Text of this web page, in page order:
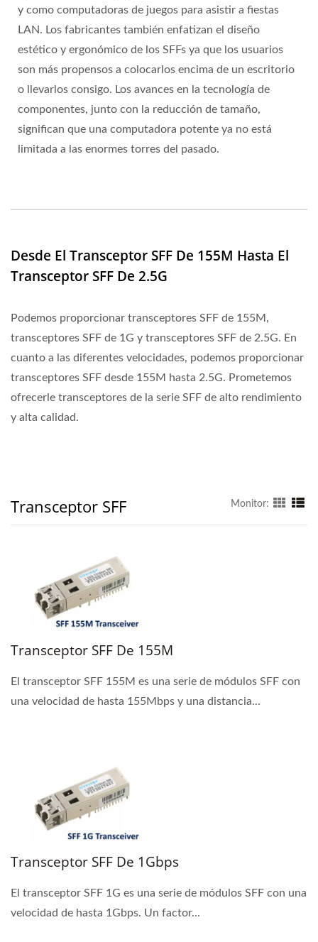
y como computadoras de juegos para asistir a fiestas
LAN. Los fabricantes también enfatizan el diseño
estético y ergonómico de los SFFs ya que los usuarios
son más propensos a colocarlos encima de un escritorio
o llevarlos consigo. Los avances en la tecnología de
componentes, junto con la reducción de tamaño,
significan que una computadora potente ya no está
limitada a las enormes torres del pasado.
Desde El Transceptor SFF De 155M Hasta El
Transceptor SFF De 2.5G
Podemos proporcionar transceptores SFF de 155M,
transceptores SFF de 1G y transceptores SFF de 2.5G. En
cuanto a las diferentes velocidades, podemos proporcionar
transceptores SFF desde 155M hasta 2.5G. Prometemos
ofrecerle transceptores de la serie SFF de alto rendimiento
y alta calidad.
Transceptor SFF Monitor:
Transceptor SFF De 155M
El transceptor SFF 155M es una serie de módulos SFF con
una velocidad de hasta 155Mbps y una distancia...
Transceptor SFF De 1Gbps
El transceptor SFF 1G es una serie de módulos SFF con una
velocidad de hasta 1Gbps. Un factor...